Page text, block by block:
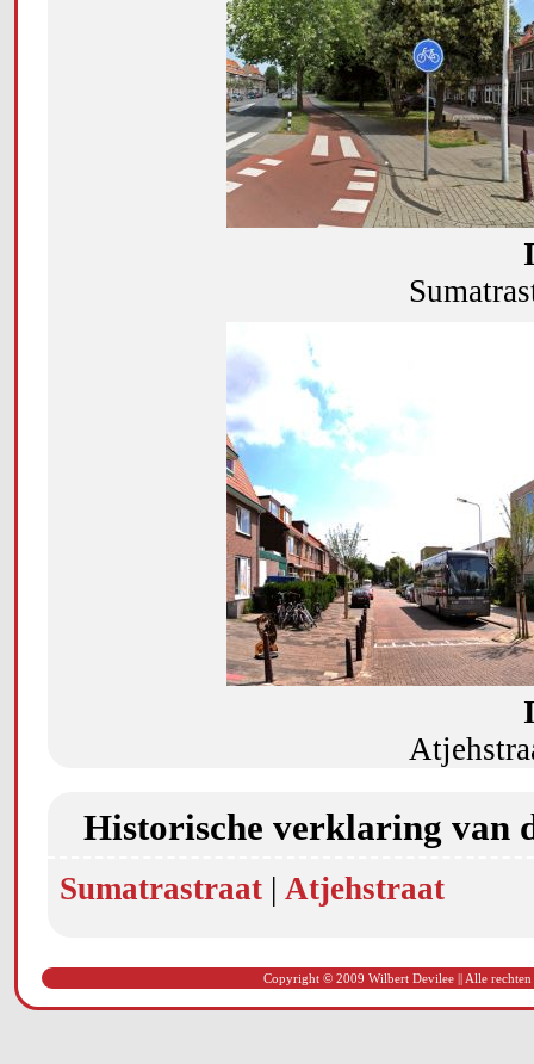
Historische verklaring van
Sumatrastraat | Atjehstraat
Copyright © 2009 Wilbert Devilee || Alle